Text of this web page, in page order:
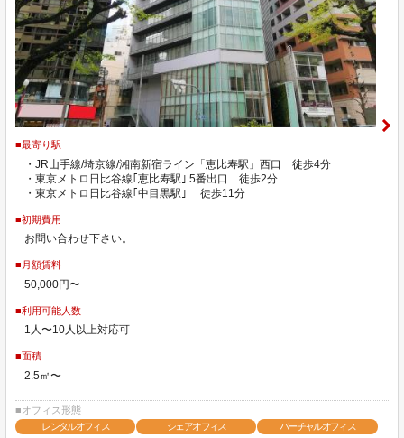
■最寄り駅
・JR山手線/埼京線/湘南新宿ライン「恵比寿駅」西口 徒歩4分
・東京メトロ日比谷線｢恵比寿駅｣ 5番出口 徒歩2分
・東京メトロ日比谷線｢中目黒駅｣ 徒歩11分
■初期費用
お問い合わせ下さい。
■月額賃料
50,000円〜
■利用可能人数
1人〜10人以上対応可
■面積
2.5㎡〜
■オフィス形態
レンタルオフィス
シェアオフィス バーチャルオフィス